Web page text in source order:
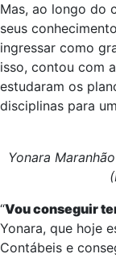
Mas, ao longo do
seus
ingressar como
isso, contou com
estudaram os
disciplinas para
Yonara
“Vou conseguir
Yonara, que hoje
Contábeis e